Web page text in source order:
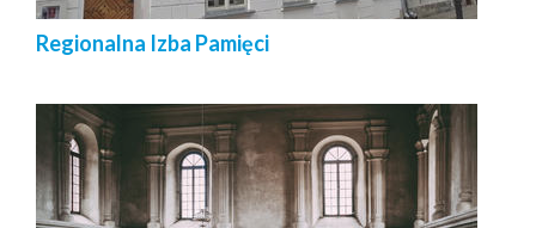
Regionalna Izba Pamięci